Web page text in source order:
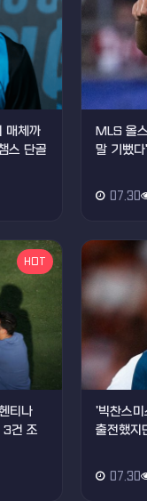
매체까
스 단골
MLS 올
말 기뻤
07.30
HOT
티나
3건 조
'빅찬스
출전했지
07.30